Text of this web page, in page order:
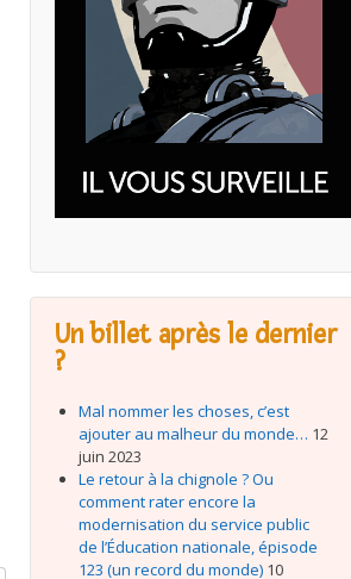
Un billet après le dernier
?
Mal nommer les choses, c’est
ajouter au malheur du monde… 12
juin 2023
Le retour à la chignole ? Ou
comment rater encore la
modernisation du service public
de l’Éducation nationale, épisode
123 (un record du monde) 10